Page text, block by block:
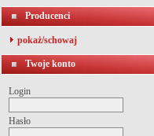
Producenci
pokaż/schowaj
Twoje konto
Login
Hasło